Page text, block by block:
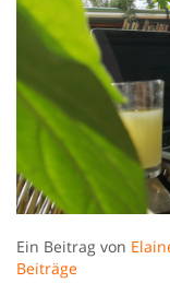
Ein Beitrag von
Beiträge